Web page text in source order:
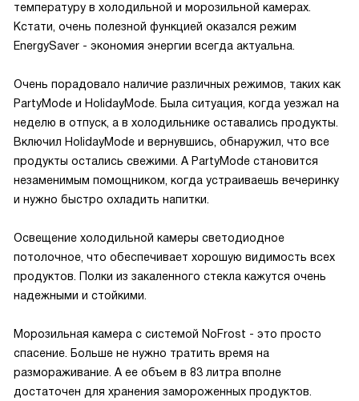
температуру в холодильной и морозильной камерах.
Кстати, очень полезной функцией оказался режим
EnergySaver - экономия энергии всегда актуальна.
Очень порадовало наличие различных режимов, таких как
PartyMode и HolidayMode. Была ситуация, когда уезжал на
неделю в отпуск, а в холодильнике оставались продукты.
Включил HolidayMode и вернувшись, обнаружил, что все
продукты остались свежими. А PartyMode становится
незаменимым помощником, когда устраиваешь вечеринку
и нужно быстро охладить напитки.
Освещение холодильной камеры светодиодное
потолочное, что обеспечивает хорошую видимость всех
продуктов. Полки из закаленного стекла кажутся очень
надежными и стойкими.
Морозильная камера с системой NoFrost - это просто
спасение. Больше не нужно тратить время на
размораживание. А ее объем в 83 литра вполне
достаточен для хранения замороженных продуктов.